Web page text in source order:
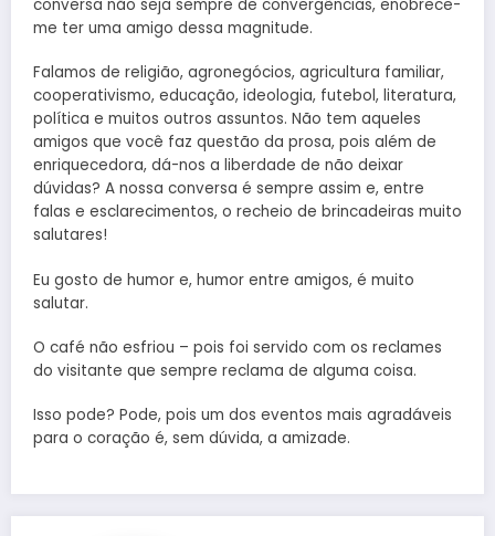
conversa não seja sempre de convergências, enobrece-
me ter uma amigo dessa magnitude.
Falamos de religião, agronegócios, agricultura familiar,
cooperativismo, educação, ideologia, futebol, literatura,
política e muitos outros assuntos. Não tem aqueles
amigos que você faz questão da prosa, pois além de
enriquecedora, dá-nos a liberdade de não deixar
dúvidas? A nossa conversa é sempre assim e, entre
falas e esclarecimentos, o recheio de brincadeiras muito
salutares!
Eu gosto de humor e, humor entre amigos, é muito
salutar.
O café não esfriou – pois foi servido com os reclames
do visitante que sempre reclama de alguma coisa.
Isso pode? Pode, pois um dos eventos mais agradáveis
para o coração é, sem dúvida, a amizade.